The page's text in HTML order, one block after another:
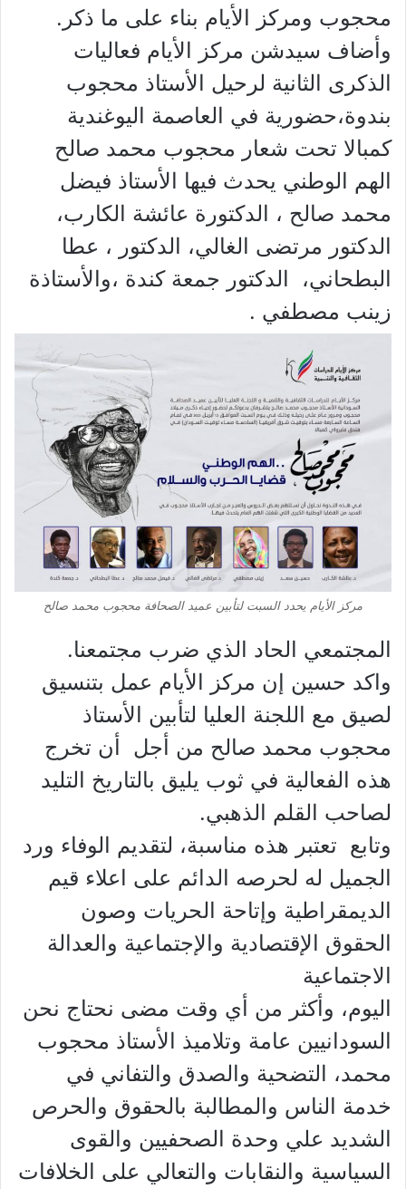
محجوب ومركز الأيام بناء على ما ذكر.
وأضاف سيدشن مركز الأيام فعاليات
الذكرى الثانية لرحيل الأستاذ محجوب
بندوة،حضورية في العاصمة اليوغندية
كمبالا تحت شعار محجوب محمد صالح
الهم الوطني يحدث فيها الأستاذ فيضل
محمد صالح ، الدكتورة عائشة الكارب،
الدكتور مرتضى الغالي، الدكتور ، عطا
البطحاني، الدكتور جمعة كندة ،والأستاذة
زينب مصطفي .
مركز الأيام يحدد السبت لتأبين عميد الصحافة محجوب محمد صالح
المجتمعي الحاد الذي ضرب مجتمعنا.
واكد حسين إن مركز الأيام عمل بتنسيق
لصيق مع اللجنة العليا لتأبين الأستاذ
محجوب محمد صالح من أجل أن تخرج
هذه الفعالية في ثوب يليق بالتاريخ التليد
لصاحب القلم الذهبي.
وتابع تعتبر هذه مناسبة، لتقديم الوفاء ورد
الجميل له لحرصه الدائم على اعلاء قيم
الديمقراطية وإتاحة الحريات وصون
الحقوق الإقتصادية والإجتماعية والعدالة
الاجتماعية
اليوم، وأكثر من أي وقت مضى نحتاج نحن
السودانيين عامة وتلاميذ الأستاذ محجوب
محمد، التضحية والصدق والتفاني في
خدمة الناس والمطالبة بالحقوق والحرص
الشديد علي وحدة الصحفيين والقوى
السياسية والنقابات والتعالي على الخلافات